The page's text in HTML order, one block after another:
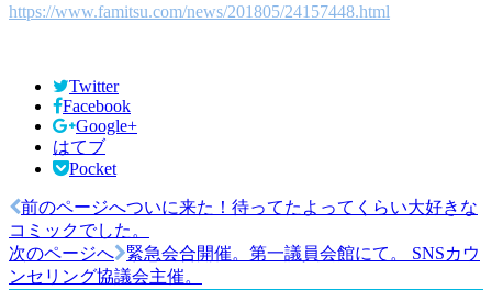
https://www.famitsu.com/news/201805/24157448.html
Twitter
Facebook
Google+
はてブ
Pocket
投
稿
ナ
前のページへついに来た！待ってたよってくらい大好きな
コミックでした。
次のページへ
緊急会合開催。第一議員会館にて。 SNSカウ
ンセリング協議会主催。